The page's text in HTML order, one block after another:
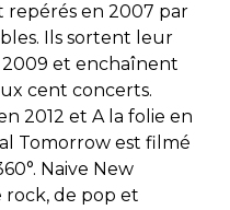
en 2007 par
Ils sortent leur
et enchaînent
cent concerts.
2012 et A la folie en
Tomorrow est filmé
Naive New
rock, de pop et